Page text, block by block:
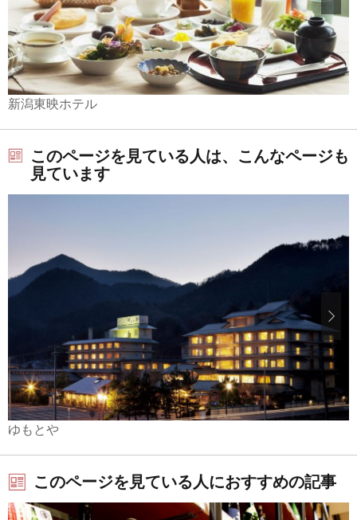
新潟東映ホテル
このページを見ている人は、こんなページも
見ています
ゆもとや
このページを見ている人におすすめの記事